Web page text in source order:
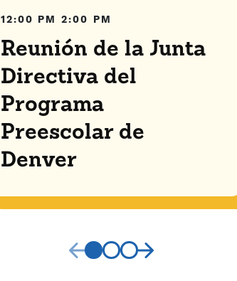
12:00 PM 2:00 PM
Reunión de la Junta
Directiva del
Programa
Preescolar de
Denver